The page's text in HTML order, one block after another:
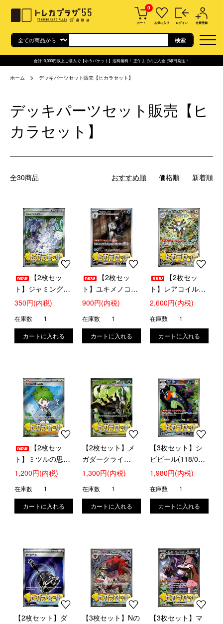
0
カート お気に入り ログイン 会員登録
合計10,000円以上ご購入で【ゆうパケット】送料無料！ 正午までのご入金で即日発送！
ホーム デッキパーツセット販売【ヒカラセット】
デッキパーツセット販売【ヒ
カラセット】
全30商品 おすすめ順 価格順 新着順
【2枚セッ
ト】ジャミングタ
ワー(SR)
セット】
350円(内税)
在庫数 1
【2枚セッ
ト】ユキメノコ
(104/101 AR)【ヒ
900円(内税)
在庫数 1
【2枚セッ
ト】レアコイル
(112/106 AR)【ヒ
2,600円(内税)
在庫数 1
【2枚セッ
ト】ミツルの思い
やり(SR)
セット】
1,200円(内税)
在庫数 1
【2枚セット】メ
ガダークライ
ex(SR)(099/081)
1,300円(内税)
在庫数 1
【3枚セット】シ
ビビール(118/086
AR)【ヒカラセッ
1,980円(内税)
在庫数 1
【2枚セット】ダ
【3枚セット】Nの
【3枚セット】マ